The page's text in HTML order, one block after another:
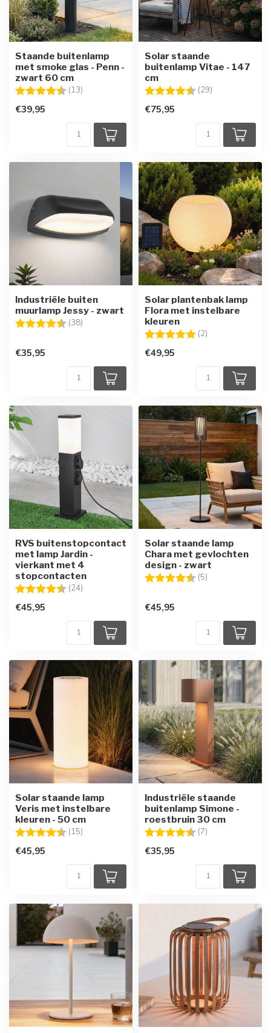
Staande buitenlamp
met smoke glas - Penn -
zwart 60 cm
Beoordeling: (13)
€39,95
Solar staande
buitenlamp Vitae - 147
cm
Beoordeling: (29)
€75,95
Industriële buiten
muurlamp Jessy - zwart
Beoordeling: (38)
€35,95
Solar plantenbak lamp
Flora met instelbare
kleuren
Beoordeling: (2)
€49,95
RVS buitenstopcontact
met lamp Jardin -
vierkant met 4
stopcontacten
Beoordeling: (24)
€45,95
Solar staande lamp
Chara met gevlochten
design - zwart
Beoordeling: (5)
€45,95
Solar staande lamp
Veris met instelbare
kleuren - 50 cm
Beoordeling: (15)
€45,95
Industriële staande
buitenlamp Simone -
roestbruin 30 cm
Beoordeling: (7)
€35,95